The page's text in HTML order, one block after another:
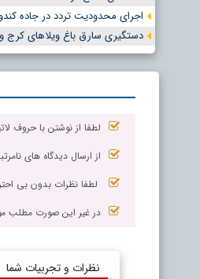
اجرای محدودیت تردد در جاده
دستگیری سارق باغ ویلاهای کرج و کشف ۵۶
لطفا از نوشتن با حروف
از ارسال دیدگاه های
لطفا نظرات بدون بی
در غیر این صورت مطلب
نظرات و تجربیات شما